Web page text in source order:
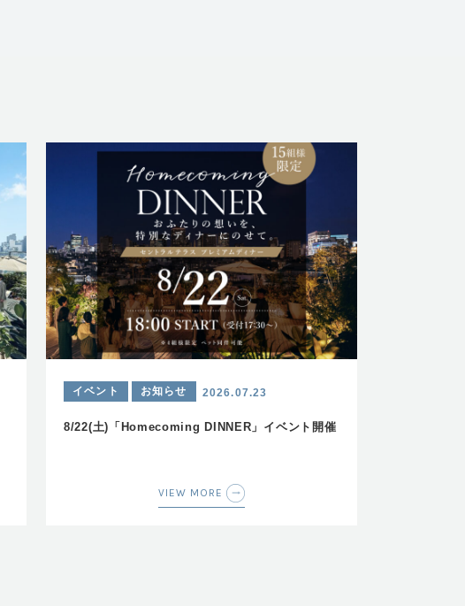
イベント お知らせ 2026.07.23
8/22(土)「Homecoming DINNER」イベント開催
VIEW MORE